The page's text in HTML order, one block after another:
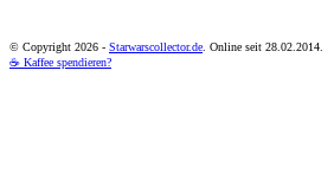
© Copyright 2026 - Starwarscollector.de. Online seit 28.02.2014.
☕ Kaffee spendieren?